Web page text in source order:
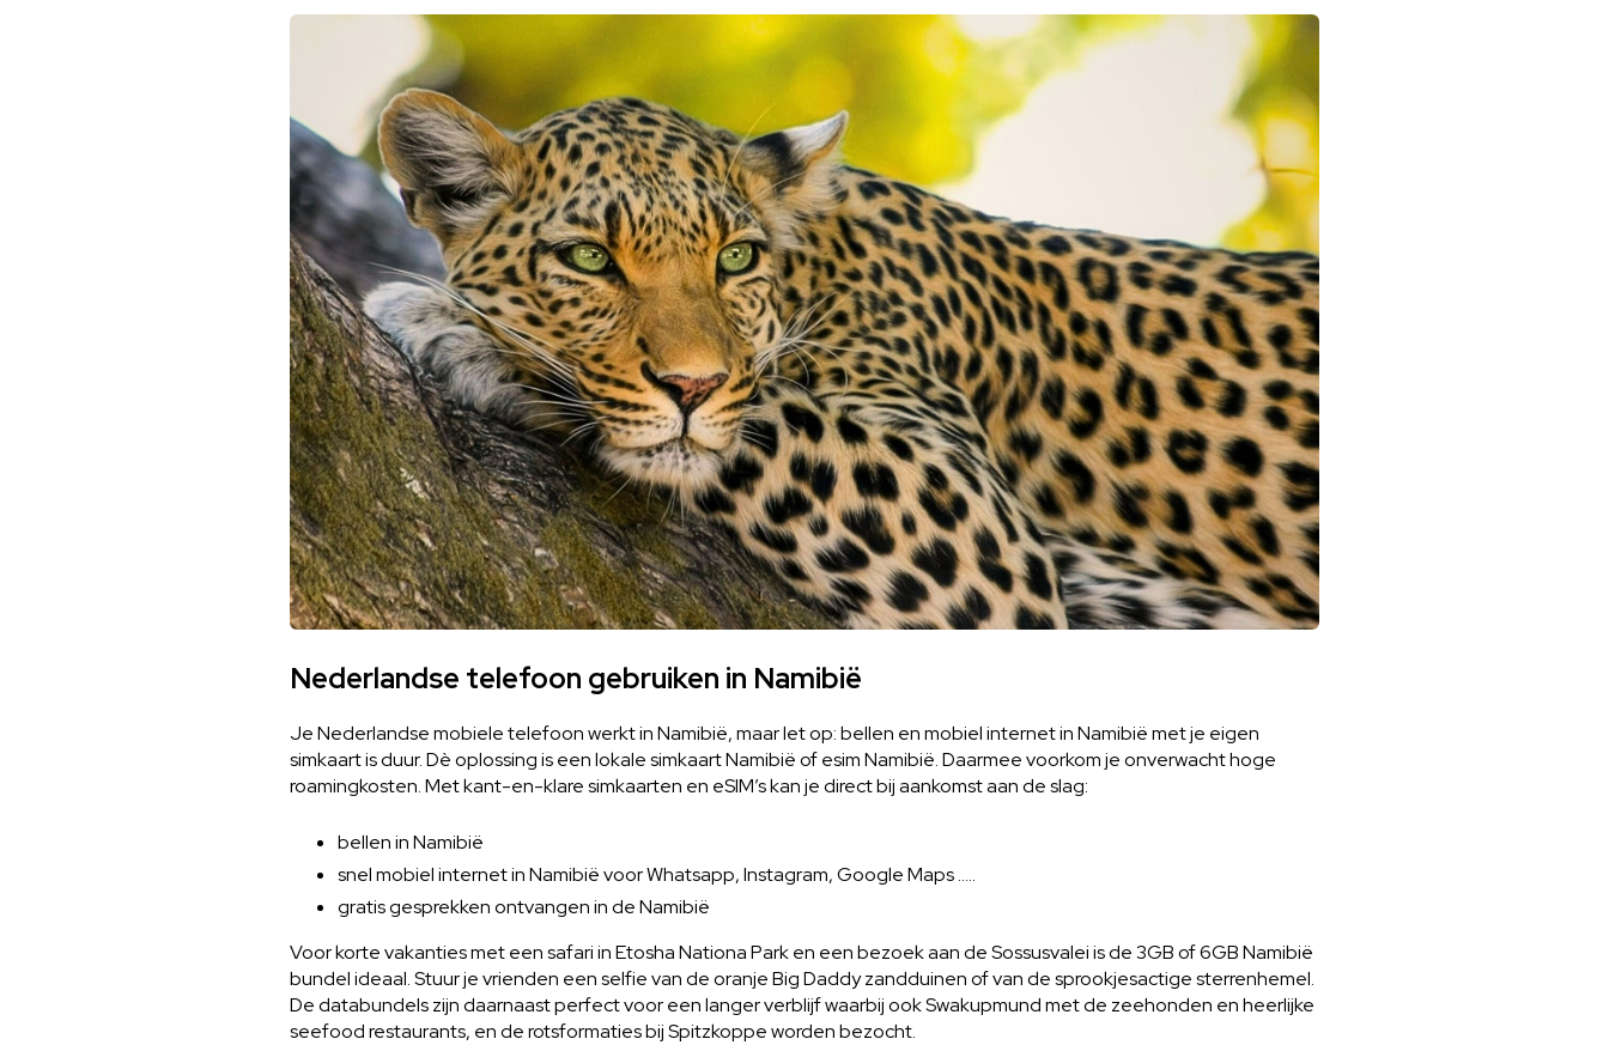
Nederlandse telefoon gebruiken in Namibië
Je Nederlandse mobiele telefoon werkt in Namibië, maar let op: bellen en mobiel internet in Namibië met je eigen
simkaart is duur. Dè oplossing is een lokale simkaart Namibië of esim Namibië. Daarmee voorkom je onverwacht hoge
roamingkosten. Met kant-en-klare simkaarten en eSIM’s kan je direct bij aankomst aan de slag:
bellen in Namibië
snel mobiel internet in Namibië voor Whatsapp, Instagram, Google Maps …..
gratis gesprekken ontvangen in de Namibië
Voor korte vakanties met een safari in Etosha Nationa Park en een bezoek aan de Sossusvalei is de 3GB of 6GB Namibië
bundel ideaal. Stuur je vrienden een selfie van de oranje Big Daddy zandduinen of van de sprookjesactige sterrenhemel.
De databundels zijn daarnaast perfect voor een langer verblijf waarbij ook Swakupmund met de zeehonden en heerlijke
seefood restaurants, en de rotsformaties bij Spitzkoppe worden bezocht.